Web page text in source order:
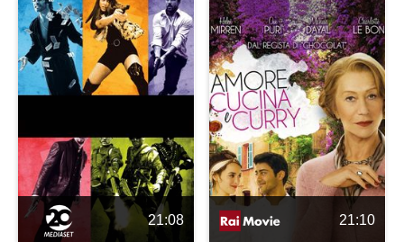
21:08 21:10